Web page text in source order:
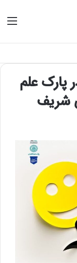
می‌شود
پارک علم
شریف